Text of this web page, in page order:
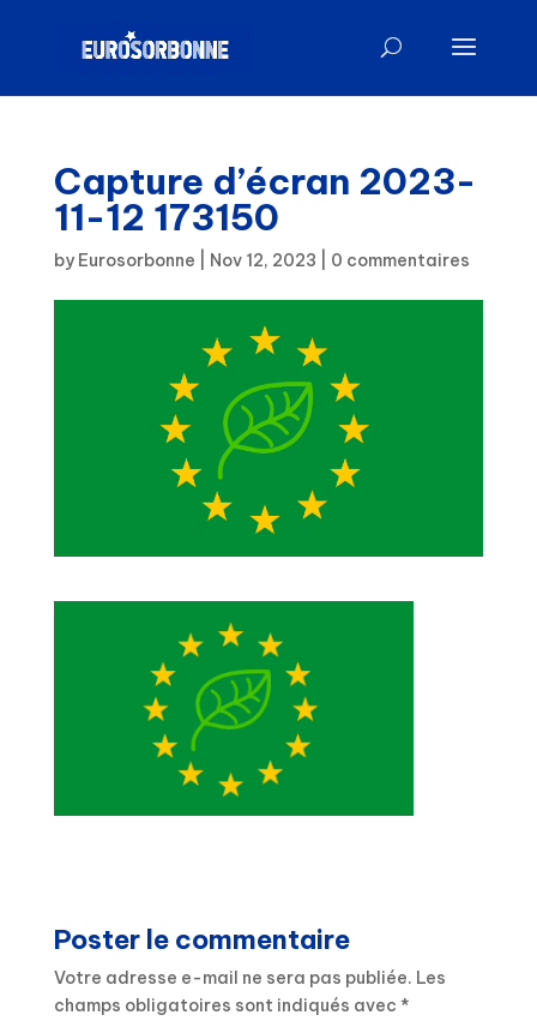
Capture d’écran 2023-
11-12 173150
by Eurosorbonne Nov 12, 2023 0 commentaires
Poster le commentaire
Votre adresse e-mail ne sera pas publiée. Les
champs obligatoires sont indiqués avec *